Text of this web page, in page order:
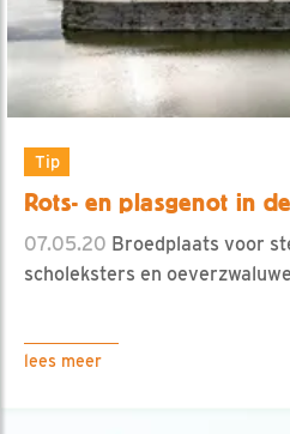
Tip
Rots- en plasgenot in
07.05.20 Broedplaats voor
scholeksters en
lees meer